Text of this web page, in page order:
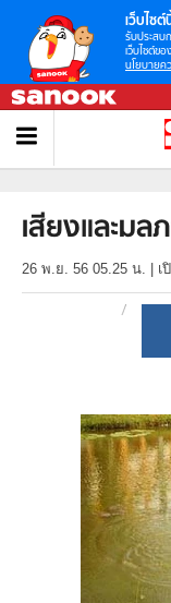
เว็บไซต์
รับประสบ
เว็บไซต์ข
นโยบายค
เสียงและมล
26 พ.ย. 56 05.25 น. เ